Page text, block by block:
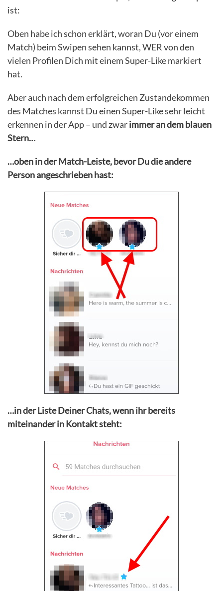
ist:
Oben habe ich schon erklärt, woran Du (vor einem
Match) beim Swipen sehen kannst, WER von den
vielen Profilen Dich mit einem Super-Like markiert
hat.
Aber auch nach dem erfolgreichen Zustandekommen
des Matches kannst Du einen Super-Like sehr leicht
erkennen in der App – und zwarimmer an dem blauen
Stern…
…oben in der Match-Leiste, bevor Du die andere
Person angeschrieben hast:
…in der Liste Deiner Chats, wenn ihr bereits
miteinander in Kontakt steht: